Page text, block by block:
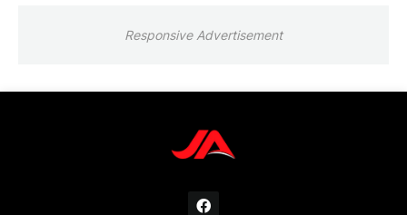
Responsive Advertisement